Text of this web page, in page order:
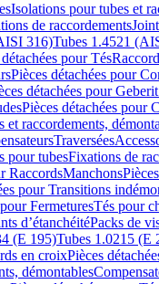
Isolations pour tubes et
de raccordements
316)Tubes 1.4521
pour Tés
Pièces détachées pour
détachées pour
Pièces détachées pour
et raccordements,
Traversées
pour tubesFixations de
RaccordsManchons
pour Transitions
FermeturesTés pour
d’étanchéitéPacks de
(E 195)Tubes 1.0215 (E
en croixPièces
démontables